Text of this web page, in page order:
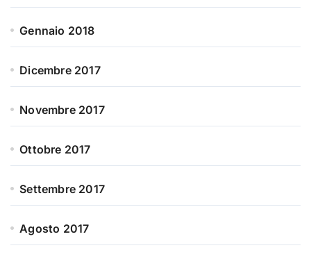
Gennaio 2018
Dicembre 2017
Novembre 2017
Ottobre 2017
Settembre 2017
Agosto 2017